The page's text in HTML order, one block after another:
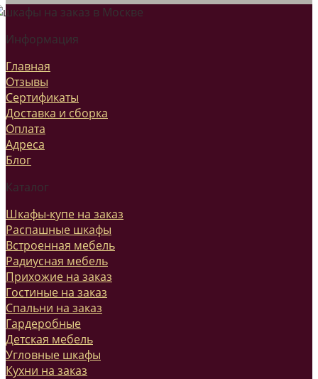
Информация
Главная
Отзывы
Сертификаты
Доставка и сборка
Оплата
Адреса
Блог
Каталог
Шкафы-купе на заказ
Распашные шкафы
Встроенная мебель
Радиусная мебель
Прихожие на заказ
Гостиные на заказ
Спальни на заказ
Гардеробные
Детская мебель
Угловные шкафы
Кухни на заказ